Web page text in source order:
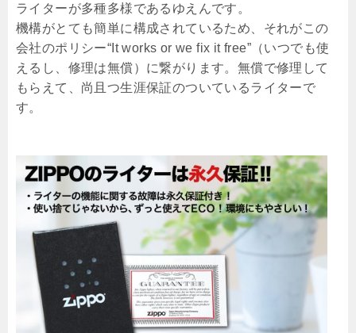
ライターが多種多様であるゆえんです。
機構がとても簡単に構成されているため、それがこの
会社のポリシー“It works or we fix it free”（いつでも使
えるし、修理は無償）に繋がります。無償で修理して
もらえて、尚且つ生涯保証のついているライターで
す。